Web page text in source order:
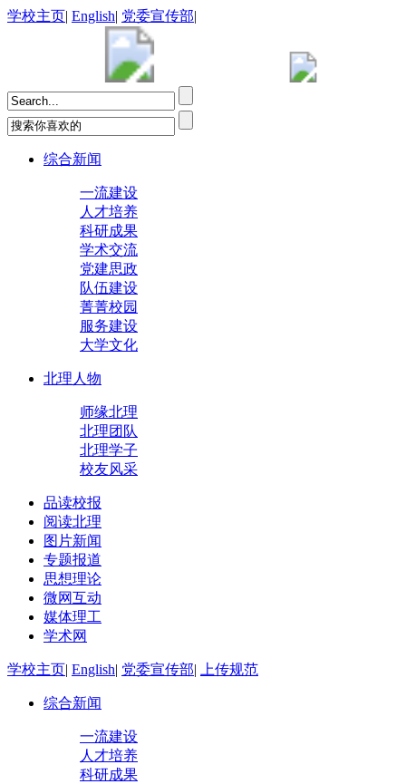
学校主页| English| 党委宣传部|
综合新闻
一流建设
人才培养
科研成果
学术交流
党建思政
队伍建设
菁菁校园
服务建设
大学文化
北理人物
师缘北理
北理团队
北理学子
校友风采
品读校报
阅读北理
图片新闻
专题报道
思想理论
微网互动
媒体理工
学术网
学校主页| English| 党委宣传部| 上传规范
综合新闻
一流建设
人才培养
科研成果